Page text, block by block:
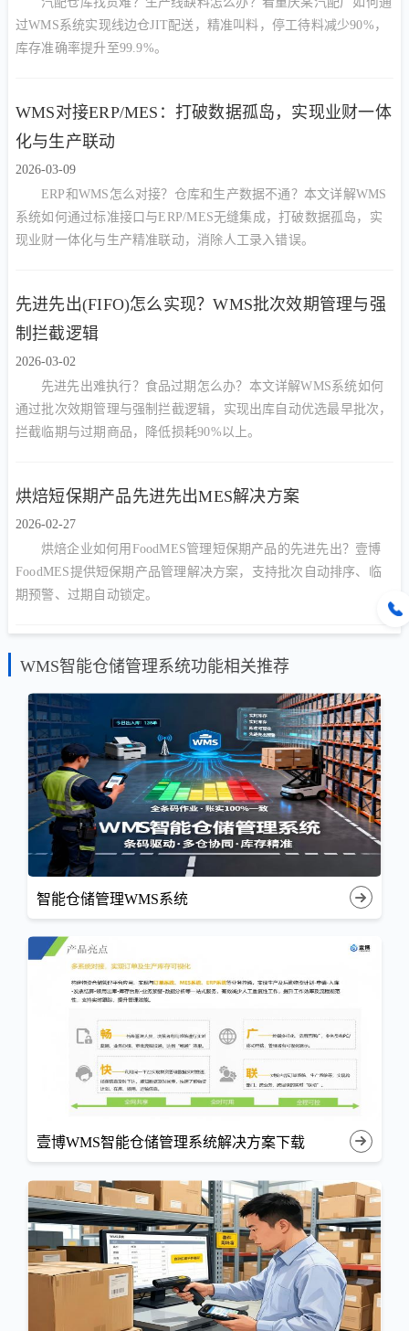
过WMS系统实现线边仓JIT配送，精准叫料，停工待料减少90%，
库存准确率提升至99.9%。
WMS对接ERP/MES：打破数据孤岛，实现业财一体
化与生产联动
2026-03-09
ERP和WMS怎么对接？仓库和生产数据不通？本文详解WMS
系统如何通过标准接口与ERP/MES无缝集成，打破数据孤岛，实
现业财一体化与生产精准联动，消除人工录入错误。
先进先出(FIFO)怎么实现？WMS批次效期管理与强
制拦截逻辑
2026-03-02
先进先出难执行？食品过期怎么办？本文详解WMS系统如何
通过批次效期管理与强制拦截逻辑，实现出库自动优选最早批次，
拦截临期与过期商品，降低损耗90%以上。
烘焙短保期产品先进先出MES解决方案
2026-02-27
烘焙企业如何用FoodMES管理短保期产品的先进先出？壹博
FoodMES提供短保期产品管理解决方案，支持批次自动排序、临
期预警、过期自动锁定。
WMS智能仓储管理系统功能相关推荐
智能仓储管理WMS系统
壹博WMS智能仓储管理系统解决方案下载